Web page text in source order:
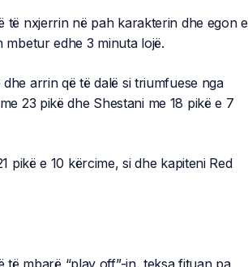
të nxjerrin në pah karakterin dhe egon e
edhe 3 minuta lojë.
arrin që të dalë si triumfuese nga
23 pikë dhe Shestani me 18 pikë e 7
pikë e 10 kërcime, si dhe kapiteni Red
mbarë “play off”-in, teksa fituan pa